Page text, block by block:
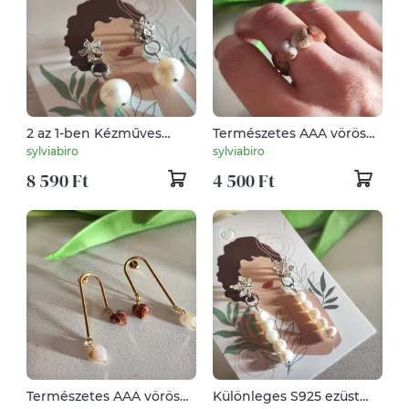
2 az 1-ben Kézműves
Ezüst Virág Fülbevaló
Valódi Édesvízi
Gyönggyel – S925
sylviabiro
8 590 Ft
Természetes AAA vörös
jáspis szív gyöngyös
gyűrű – kényelmes
viselet! 💖
sylviabiro
4 500 Ft
Természetes AAA vörös
Különleges S925 ezüst